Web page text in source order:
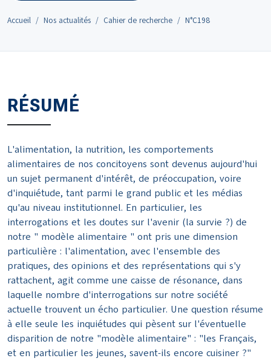
Accueil Nos actualités Cahier de recherche N°C198
RÉSUMÉ
L'alimentation, la nutrition, les comportements
alimentaires de nos concitoyens sont devenus aujourd'hui
un sujet permanent d'intérêt, de préoccupation, voire
d'inquiétude, tant parmi le grand public et les médias
qu'au niveau institutionnel. En particulier, les
interrogations et les doutes sur l'avenir (la survie ?) de
notre " modèle alimentaire " ont pris une dimension
particulière : l'alimentation, avec l'ensemble des
pratiques, des opinions et des représentations qui s'y
rattachent, agit comme une caisse de résonance, dans
laquelle nombre d'interrogations sur notre société
actuelle trouvent un écho particulier. Une question résume
à elle seule les inquiétudes qui pèsent sur l'éventuelle
disparition de notre "modèle alimentaire" : "les Français,
et en particulier les jeunes, savent-ils encore cuisiner ?"